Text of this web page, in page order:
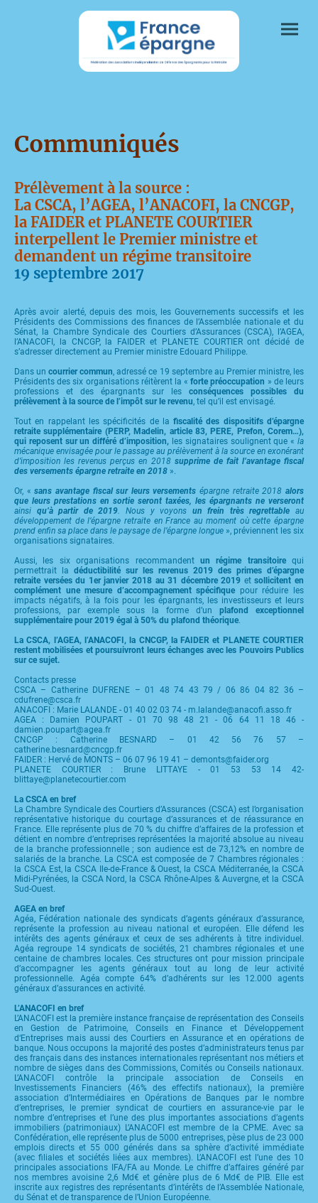
Communiqués
Prélèvement à la source :
La CSCA, l’AGEA, l’ANACOFI, la CNCGP,
la FAIDER et PLANETE COURTIER
interpellent le Premier ministre et
demandent un régime transitoire
19 septembre 2017
Après avoir alerté, depuis des mois, les Gouvernements successifs et les
Présidents des Commissions des finances de l’Assemblée nationale et du
Sénat, la Chambre Syndicale des Courtiers d’Assurances (CSCA), l’AGEA,
l’ANACOFI, la CNCGP, la FAIDER et PLANETE COURTIER ont décidé de
s’adresser directement au Premier ministre Edouard Philippe.
Dans uncourrier commun, adressé ce 19 septembre au Premier ministre, les
Présidents des six organisations réitèrent la «forte préoccupation » de leurs
professions et des épargnants sur les conséquences possibles du
prélèvement à la source de l’impôt sur le revenu, tel qu’il est envisagé.
Tout en rappelant les spécificités de lafiscalité des dispositifs d’épargne
retraite supplémentaire (PERP, Madelin, article 83, PERE, Prefon, Corem…),
qui reposent sur un différé d’imposition, les signataires soulignent que «la
mécanique envisagée pour le passage au prélèvement à la source en exonérant
d’imposition les revenus perçus en 2018 supprime de fait l’avantage fiscal
des versements épargne retraite en 2018 ».
Or, «sans avantage fiscal sur leurs versements épargne retraite 2018alors
que leurs prestations en sortie seront taxées, les épargnants ne verseront
ainsi qu’à partir de 2019 . Nous y voyons un frein très regrettable au
développement de l’épargne retraite en France au moment où cette épargne
prend enfin sa place dans le paysage de l’épargne longue », préviennent les six
organisations signataires.
Aussi, les six organisations recommandent un régime transitoirequi
permettrait la déductibilité sur les revenus 2019 des primes d’épargne
retraite versées du 1er janvier 2018 au 31 décembre 2019 etsollicitent en
complément une mesure d’accompagnement spécifique pour réduire les
impacts négatifs, à la fois pour les épargnants, les investisseurs et leurs
professions, par exemple sous la forme d’un plafond exceptionnel
supplémentaire pour 2019 égal à 50% du plafond théorique.
La CSCA, l’AGEA, l’ANACOFI, la CNCGP, la FAIDER et PLANETE COURTIER
restent mobilisées et poursuivront leurs échanges avec les Pouvoirs Publics
sur ce sujet.
Contacts presse
CSCA – Catherine DUFRENE – 01 48 74 43 79 / 06 86 04 82 36 –
cdufrene@csca.fr
ANACOFI : Marie LALANDE - 01 40 02 03 74 - m.lalande@anacofi.asso.fr
AGEA : Damien POUPART - 01 70 98 48 21 - 06 64 11 18 46 -
damien.poupart@agea.fr
CNCGP : Catherine BESNARD – 01 42 56 76 57 –
catherine.besnard@cncgp.fr
FAIDER : Hervé de MONTS – 06 07 96 19 41 – demonts@faider.org
PLANETE COURTIER : Brune LITTAYE - 01 53 53 14 42-
blittaye@planetecourtier.com
La CSCA en bref
La Chambre Syndicale des Courtiers d’Assurances (CSCA) est l’organisation
représentative historique du courtage d’assurances et de réassurance en
France. Elle représente plus de 70 % du chiffre d’affaires de la profession et
détient en nombre d’entreprises représentées la majorité absolue au niveau
de la branche professionnelle ; son audience est de 73,12% en nombre de
salariés de la branche. La CSCA est composée de 7 Chambres régionales :
la CSCA Est, la CSCA Ile-de-France & Ouest, la CSCA Méditerranée, la CSCA
Midi-Pyrénées, la CSCA Nord, la CSCA Rhône-Alpes & Auvergne, et la CSCA
Sud-Ouest.
AGEA en bref
Agéa, Fédération nationale des syndicats d’agents généraux d’assurance,
représente la profession au niveau national et européen. Elle défend les
intérêts des agents généraux et ceux de ses adhérents à titre individuel.
Agéa regroupe 14 syndicats de sociétés, 21 chambres régionales et une
centaine de chambres locales. Ces structures ont pour mission principale
d’accompagner les agents généraux tout au long de leur activité
professionnelle. Agéa compte 64% d’adhérents sur les 12.000 agents
généraux d’assurances en activité.
L’ANACOFI en bref
L’ANACOFI est la première instance française de représentation des Conseils
en Gestion de Patrimoine, Conseils en Finance et Développement
d‘Entreprises mais aussi des Courtiers en Assurance et en opérations de
banque. Nous occupons la majorité des postes d’administrateurs tenus par
des français dans des instances internationales représentant nos métiers et
nombre de sièges dans des Commissions, Comités ou Conseils nationaux.
L’ANACOFI contrôle la principale association de Conseils en
Investissements Financiers (46% des effectifs nationaux), la première
association d’Intermédiaires en Opérations de Banques par le nombre
d’entreprises, le premier syndicat de courtiers en assurance-vie par le
nombre d’entreprises et l’une des plus importantes associations d’agents
immobiliers (patrimoniaux) L’ANACOFI est membre de la CPME. Avec sa
Confédération, elle représente plus de 5000 entreprises, pèse plus de 23 000
emplois directs et 55 000 générés dans sa sphère d’activité immédiate
(avec filiales et sociétés liées aux membres). L’ANACOFI est l’une des 10
principales associations IFA/FA au Monde. Le chiffre d’affaires généré par
nos membres avoisine 2,6 Md€ et génère plus de 6 Md€ de PIB. Elle est
inscrite aux registres des représentants d’intérêts de l’Assemblée Nationale,
du Sénat et de transparence de l’Union Européenne.